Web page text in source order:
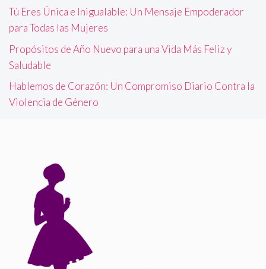
Tú Eres Única e Inigualable: Un Mensaje Empoderador
para Todas las Mujeres
Propósitos de Año Nuevo para una Vida Más Feliz y
Saludable
Hablemos de Corazón: Un Compromiso Diario Contra la
Violencia de Género